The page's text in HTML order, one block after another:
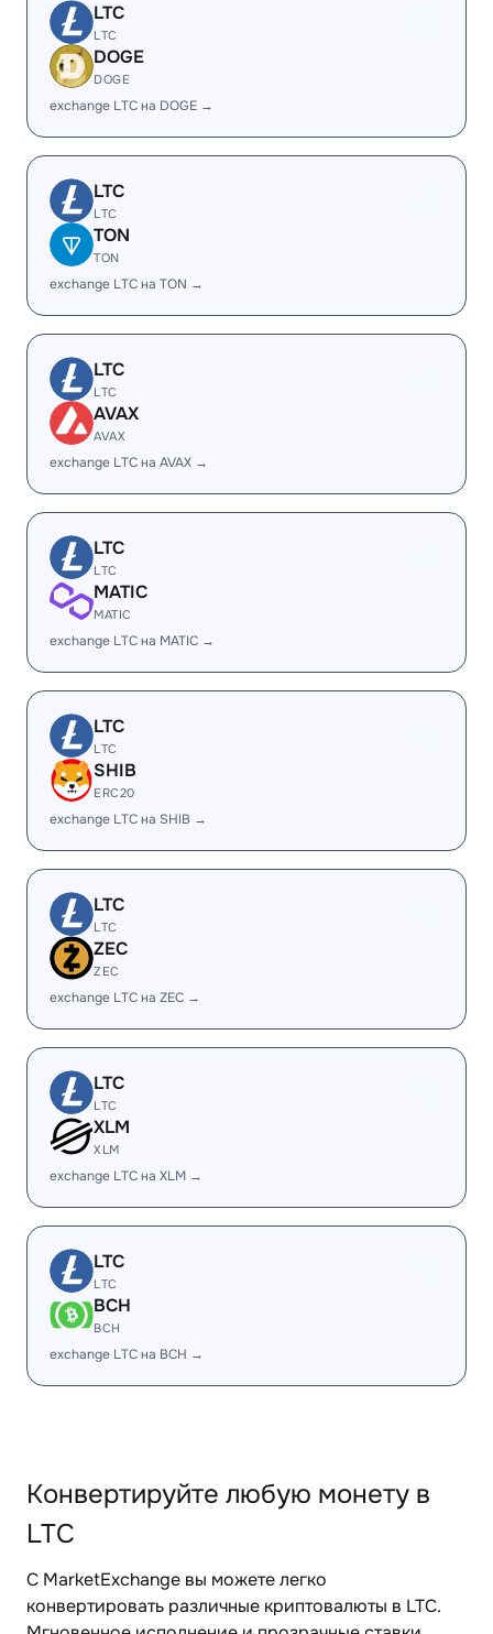
LTC
LTC
DOGE
DOGE
exchange LTC на DOGE →
LTC
LTC
TON
TON
exchange LTC на TON →
LTC
LTC
AVAX
AVAX
exchange LTC на AVAX →
LTC
LTC
MATIC
MATIC
exchange LTC на MATIC →
LTC
LTC
SHIB
ERC20
exchange LTC на SHIB →
LTC
LTC
ZEC
ZEC
exchange LTC на ZEC →
LTC
LTC
XLM
XLM
exchange LTC на XLM →
LTC
LTC
BCH
BCH
exchange LTC на BCH →
Конвертируйте любую монету в
LTC
С MarketExchange вы можете легко
конвертировать различные криптовалюты в LTC.